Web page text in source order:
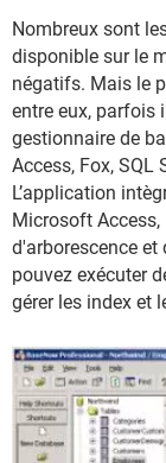
Nombreux sont
disponible sur le
négatifs. Mais le
entre eux, parfois
gestionnaire de
Access, Fox, SQL
L’application
Microsoft
d'arborescence et
pouvez exécuter
gérer les index et